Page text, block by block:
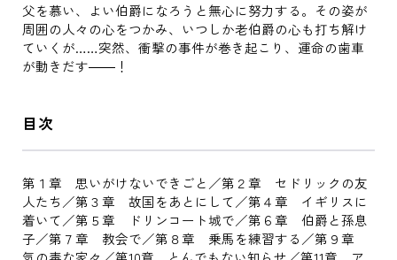
父を慕い、よい伯爵になろうと無心に努力する。その姿が
周囲の人々の心をつかみ、いつしか老伯爵の心も打ち解け
ていくが……突然、衝撃の事件が巻き起こり、運命の歯車
が動きだす――！
目次
第１章 思いがけないできごと／第２章 セドリックの友
人たち／第３章 故国をあとにして／第４章 イギリスに
着いて／第５章 ドリンコート城で／第６章 伯爵と孫息
子／第７章 教会で／第８章 乗馬を練習する／第９章